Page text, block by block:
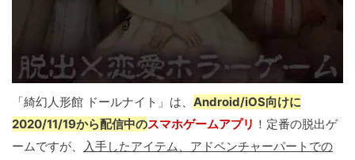
「綺幻人形館 ドールナイト」は、 Android/iOS向けに
2020/11/19から配信中のスマホゲームアプリ ！定番の脱出ゲ
ームですが、
入手したアイテム、アドベンチャーパートでの